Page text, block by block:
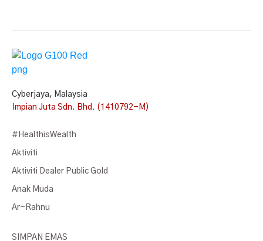
Cyberjaya, Malaysia
Impian Juta Sdn. Bhd. (1410792-M)
#HealthisWealth
Aktiviti
Aktiviti Dealer Public Gold
Anak Muda
Ar-Rahnu
SIMPAN EMAS